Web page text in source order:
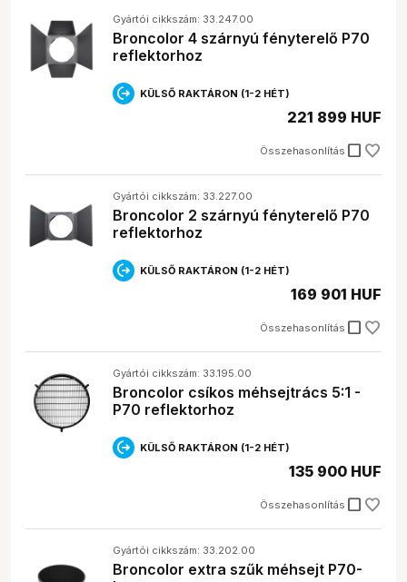
diffúzorokat, reflektorokat és derítő lapokat, hogy
egyenletes és lágy fényt tudj teremteni.
Gyártói cikkszám: 33.247.00
Broncolor 4 szárnyú fényterelő P70
reflektorhoz
KÜLSŐ RAKTÁRON (1-2 HÉT)
Összehasonlítás check_box_outline_blank
221 899 HUF
Gyártói cikkszám: 33.227.00
Broncolor 2 szárnyú fényterelő P70
reflektorhoz
KÜLSŐ RAKTÁRON (1-2 HÉT)
Összehasonlítás check_box_outline_blank
169 901 HUF
Gyártói cikkszám: 33.195.00
Broncolor csíkos méhsejtrács 5:1 -
P70 reflektorhoz
KÜLSŐ RAKTÁRON (1-2 HÉT)
Összehasonlítás check_box_outline_blank
135 900 HUF
Gyártói cikkszám: 33.202.00
Broncolor extra szűk méhsejt P70-